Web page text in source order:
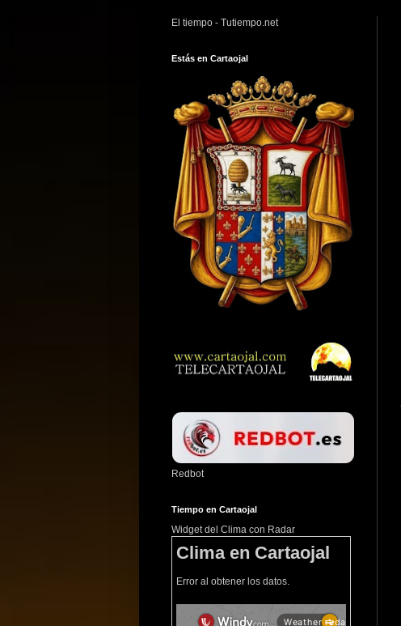
El tiempo - Tutiempo.net
Estás en Cartaojal
Redbot
Tiempo en Cartaojal
Widget del Clima con Radar
Clima en Cartaojal
Error al obtener los datos.